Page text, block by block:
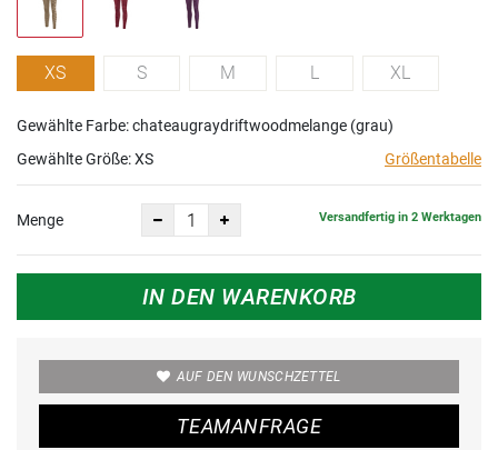
XS S M L XL
Gewählte Farbe: chateaugraydriftwoodmelange (grau)
Gewählte Größe:XS Größentabelle
Menge Versandfertig in 2 Werktagen
IN DEN WARENKORB
AUF DEN WUNSCHZETTEL
TEAMANFRAGE